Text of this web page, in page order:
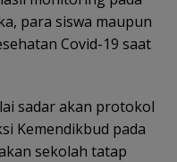
para siswa maupun
Covid-19 saat
sadar akan protokol
Kemendikbud pada
sekolah tatap